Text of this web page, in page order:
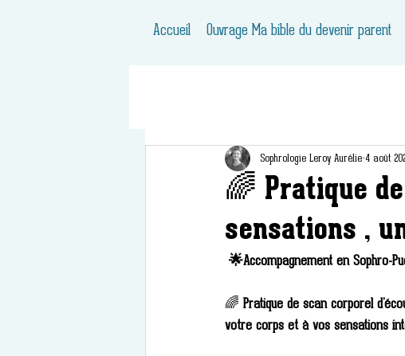
Accueil Ouvrage Ma bible du devenir parent
🌈 Pratique
sensations ,
Sophrologie Leroy Aurélie 4 août
🌟Accompagnement en Sophro-
🌈 Pratique de scan corporel
votre corps et à vos sensations